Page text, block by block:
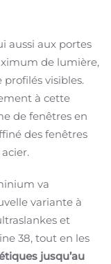
aussi aux portes
de lumière,
visibles.
à cette
de fenêtres en
des fenêtres
va
variante à
et
38, tout en les
jusqu’au